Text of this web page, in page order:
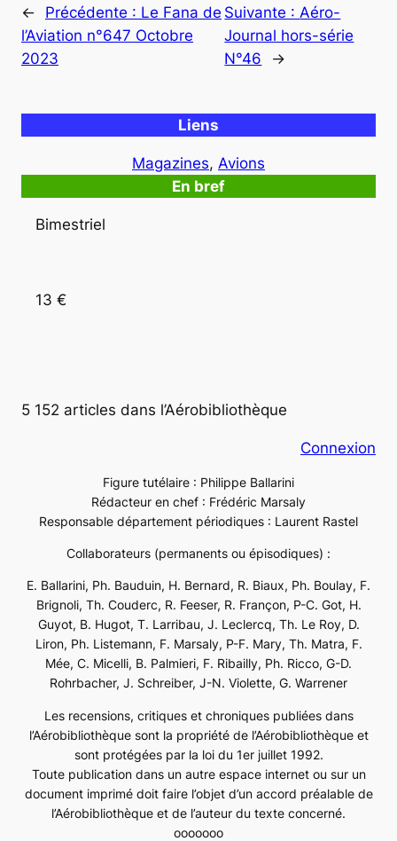
← Précédente : Le Fana de
l’Aviation n°647 Octobre
2023
Suivante : Aéro-
Journal hors-série
N°46
→
Liens
Magazines, Avions
En bref
Bimestriel
13 €
5 152 articles dans l’Aérobibliothèque
Connexion
Figure tutélaire : Philippe Ballarini
Rédacteur en chef : Frédéric Marsaly
Responsable département périodiques : Laurent Rastel
Collaborateurs (permanents ou épisodiques) :
E. Ballarini, Ph. Bauduin, H. Bernard, R. Biaux, Ph. Boulay, F.
Brignoli, Th. Couderc, R. Feeser, R. Françon, P-C. Got, H.
Guyot, B. Hugot, T. Larribau, J. Leclercq, Th. Le Roy, D.
Liron, Ph. Listemann, F. Marsaly, P-F. Mary, Th. Matra, F.
Mée, C. Micelli, B. Palmieri, F. Ribailly, Ph. Ricco, G-D.
Rohrbacher, J. Schreiber, J-N. Violette, G. Warrener
Les recensions, critiques et chroniques publiées dans
l’Aérobibliothèque sont la propriété de l’Aérobibliothèque et
sont protégées par la loi du 1er juillet 1992.
Toute publication dans un autre espace internet ou sur un
document imprimé doit faire l’objet d’un accord préalable de
l’Aérobibliothèque et de l’auteur du texte concerné.
ooooooo